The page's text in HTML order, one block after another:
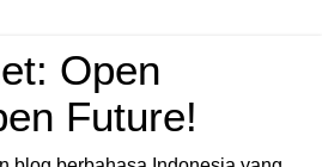
Open
Future!